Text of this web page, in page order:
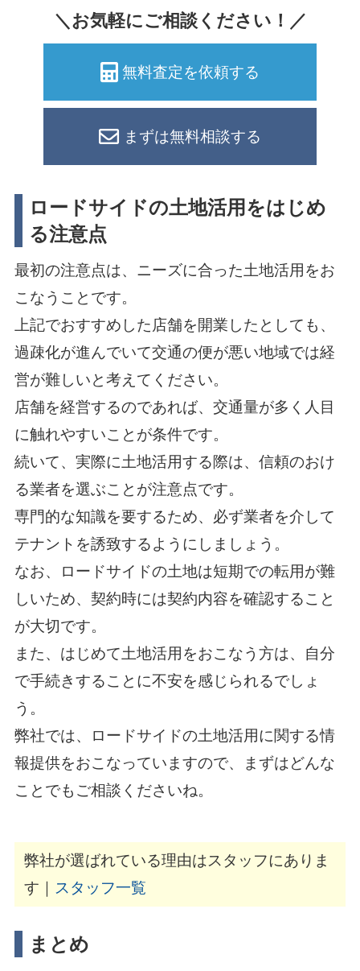
＼お気軽にご相談ください！／
無料査定を依頼する
まずは無料相談する
ロードサイドの土地活用をはじめ
る注意点
最初の注意点は、ニーズに合った土地活用をお
こなうことです。
上記でおすすめした店舗を開業したとしても、
過疎化が進んでいて交通の便が悪い地域では経
営が難しいと考えてください。
店舗を経営するのであれば、交通量が多く人目
に触れやすいことが条件です。
続いて、実際に土地活用する際は、信頼のおけ
る業者を選ぶことが注意点です。
専門的な知識を要するため、必ず業者を介して
テナントを誘致するようにしましょう。
なお、ロードサイドの土地は短期での転用が難
しいため、契約時には契約内容を確認すること
が大切です。
また、はじめて土地活用をおこなう方は、自分
で手続きすることに不安を感じられるでしょ
う。
弊社では、ロードサイドの土地活用に関する情
報提供をおこなっていますので、まずはどんな
ことでもご相談くださいね。
弊社が選ばれている理由はスタッフにありま
す｜ スタッフ一覧
まとめ